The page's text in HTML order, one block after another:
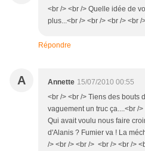
<br /> <br /> Quelle idée de
plus...<br /> <br /> <br /> <br /
Répondre
A Annette 15/07/2010 00:55
<br /> <br /> Tiens des bouts
vaguement un truc ça....<br /
Qui avait voulu nous faire
d'Alanis ? Fumier va ! La
/> <br /> <br /> <br /> <br />